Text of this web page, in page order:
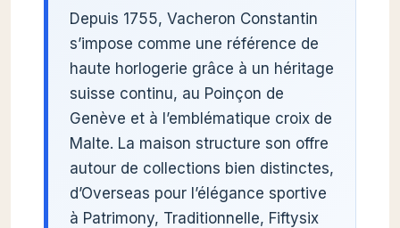
Depuis 1755, Vacheron Constantin
s’impose comme une référence de
haute horlogerie grâce à un héritage
suisse continu, au Poinçon de
Genève et à l’emblématique croix de
Malte. La maison structure son offre
autour de collections bien distinctes,
d’Overseas pour l’élégance sportive
à Patrimony, Traditionnelle, Fiftysix